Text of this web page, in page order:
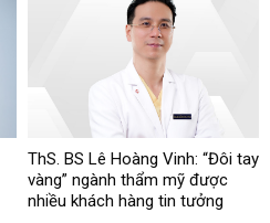
ThS. BS Lê Hoàng Vinh: “Đôi tay
vàng” ngành thẩm mỹ được
nhiều khách hàng tin tưởng